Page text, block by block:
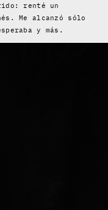
renté un
Me alcanzó sólo
y más.